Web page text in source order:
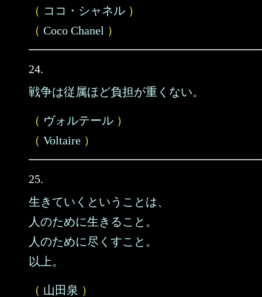
（ ココ・シャネル ）
（ Coco Chanel ）
24.
戦争は従属ほど負担が重くない。
（ ヴォルテール ）
（ Voltaire ）
25.
生きていくということは、
人のために生きること。
人のために尽くすこと。
以上。
（ 山田泉 ）